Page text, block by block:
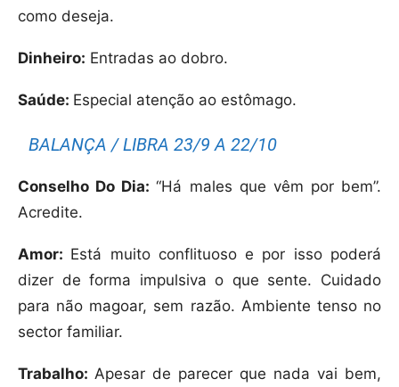
como deseja.
Dinheiro: Entradas ao dobro.
Saúde: Especial atenção ao estômago.
BALANÇA / LIBRA 23/9 A 22/10
Conselho Do Dia:“Há males que vêm por bem”.
Acredite.
Amor: Está muito conflituoso e por isso poderá
dizer de forma impulsiva o que sente. Cuidado
para não magoar, sem razão. Ambiente tenso no
sector familiar.
Trabalho: Apesar de parecer que nada vai bem,